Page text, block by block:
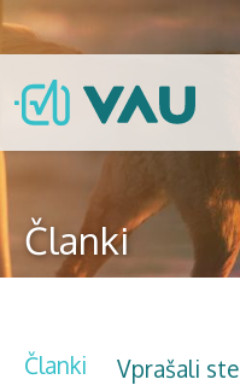
Članki
Članki Vprašali ste